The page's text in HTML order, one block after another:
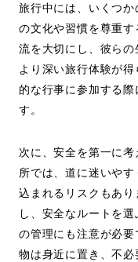
旅行中には、いくつ
の文化や習慣を尊重
流を大切にし、彼らの
より深い旅行体験が
的な行事に参加する
す。
次に、安全を第一に
所では、道に迷いや
込まれるリスクもあ
し、安全なルートを
の管理にも注意が必
物は身近に置き、不必